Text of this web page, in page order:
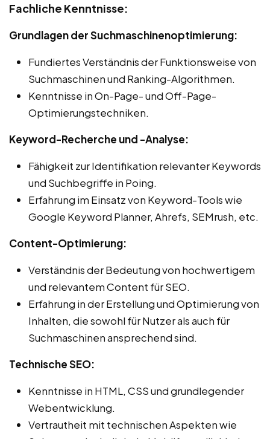
Fachliche Kenntnisse:
Grundlagen der Suchmaschinenoptimierung:
Fundiertes Verständnis der Funktionsweise von
Suchmaschinen und Ranking-Algorithmen.
Kenntnisse in On-Page- und Off-Page-
Optimierungstechniken.
Keyword-Recherche und -Analyse:
Fähigkeit zur Identifikation relevanter Keywords
und Suchbegriffe in Poing.
Erfahrung im Einsatz von Keyword-Tools wie
Google Keyword Planner, Ahrefs, SEMrush, etc.
Content-Optimierung:
Verständnis der Bedeutung von hochwertigem
und relevantem Content für SEO.
Erfahrung in der Erstellung und Optimierung von
Inhalten, die sowohl für Nutzer als auch für
Suchmaschinen ansprechend sind.
Technische SEO:
Kenntnisse in HTML, CSS und grundlegender
Webentwicklung.
Vertrautheit mit technischen Aspekten wie